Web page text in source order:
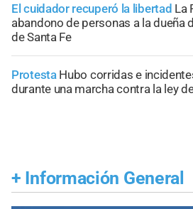
El cuidador recuperó la libertad La
abandono de personas a la dueña
de Santa Fe
Protesta Hubo corridas e
durante una marcha contra la ley
+ Información General